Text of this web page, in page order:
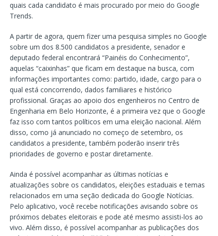
quais cada candidato é mais procurado por meio do Google
Trends.
A partir de agora, quem fizer uma pesquisa simples no Google
sobre um dos 8.500 candidatos a presidente, senador e
deputado federal encontrará “Painéis do Conhecimento”,
aquelas “caixinhas” que ficam em destaque na busca, com
informações importantes como: partido, idade, cargo para o
qual está concorrendo, dados familiares e histórico
profissional. Graças ao apoio dos engenheiros no Centro de
Engenharia em Belo Horizonte, é a primeira vez que o Google
faz isso com tantos políticos em uma eleição nacional. Além
disso, como já anunciado no começo de setembro, os
candidatos a presidente, também poderão inserir três
prioridades de governo e postar diretamente.
Ainda é possível acompanhar as últimas notícias e
atualizações sobre os candidatos, eleições estaduais e temas
relacionados em uma seção dedicada do Google Notícias.
Pelo aplicativo, você recebe notificações avisando sobre os
próximos debates eleitorais e pode até mesmo assisti-los ao
vivo. Além disso, é possível acompanhar as publicações dos